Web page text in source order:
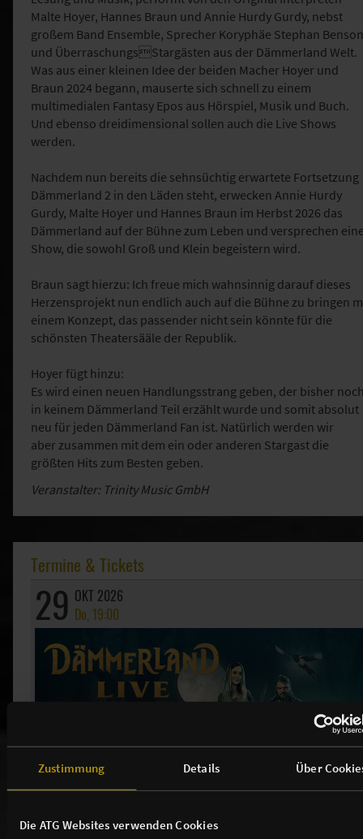
Zustimmung Details Über
Die ATG Websites verwenden Cookies
Malte Hoyer, Hannes Braun und Annie Hurdy Gurdy, nebst
großem Band Ensemble, Sprecher Koryphäe Stephan Benson
und ÜberraschungsStargästen aus der Dämmerland Welt.
Was aus einer kleinen Idee der beiden Macher Hoyer und
Braun 2024 begann, mauserte sich schnell zu einem
multimedialen Fantasy Epos aus Hörspiel, Musik und Buch.
Und ebenso dreidimensional sollen auch die Live Shows
werden.
Nachdem nun bereits die sehnsüchtig erwartete Fortsetzung
Dämmerland 2 in den Läden steht, erwecken Annie Hurdy
Gurdy, Malte Hoyer und Hannes Braun im Herbst 2026 das
Dämmerland auf der Bühne zum Leben und versprechen
Show, die sowohl Groß und Klein begeistern wird.
Braun sagt hierzu: Ich freue mich wahnsinnig darauf dieses
Herzensprojekt nun endlich auch auf die Bühne zu bringen
einem Konzept, das passender nicht sein könnte für die
schönsten Theatersääle der Republik.
Hoyer fügt hinzu:
Es wird einen neuen Handlungsstrang geben, der bisher
in keinem Dämmerland Teil erzählt wurde und somit absolut
neu für jeden Dämmerland Fan ist. Natürlich werden wir
aber zusammen mit dem ein oder anderen Stargast die
größten Hits zum Besten geben.
Veranstalter: Trinity Music GmbH
Termine & Tickets
29 OKT 2026
Do, 19:00
Dämmerland - Live 2026